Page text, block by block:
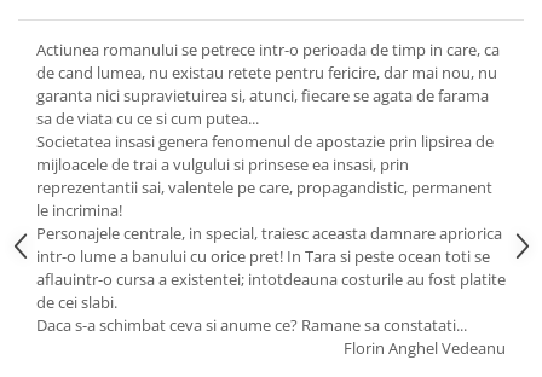
Actiunea romanului se petrece intr-o perioada de timp in care, ca
de cand lumea, nu existau retete pentru fericire, dar mai nou, nu
garanta nici supravietuirea si, atunci, fiecare se agata de farama
sa de viata cu ce si cum putea...
Societatea insasi genera fenomenul de apostazie prin lipsirea de
mijloacele de trai a vulgului si prinsese ea insasi, prin
reprezentantii sai, valentele pe care, propagandistic, permanent
le incrimina!
Personajele centrale, in special, traiesc aceasta damnare apriorica
intr-o lume a banului cu orice pret! In Tara si peste ocean toti se
aflauintr-o cursa a existentei; intotdeauna costurile au fost platite
de cei slabi.
Daca s-a schimbat ceva si anume ce? Ramane sa constatati...
Florin Anghel Vedeanu